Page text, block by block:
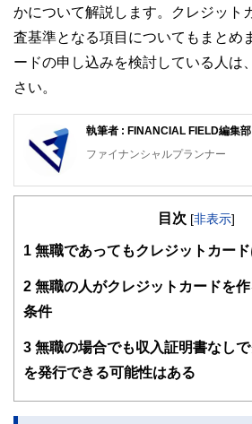
かについて解説します。クレジット
査基準となる項目についてもまとめ
ードの申し込みを検討している人は
さい。
執筆者 : FINANCIAL FIELD編集
ファイナンシャルプランナー
FinancialField編集部は、金融、
知識がない方でも理解できるよう
得者を中心に「お金や暮らし」に
験者で構成され、企画立案から記
FinancialFieldの特徴は、ファイナ
ドバイザー、DCプランナー、公
目次 [非表示]
1 無職であってもクレジットカー
2 無職の人がクレジットカードを
条件
3 無職の場合でも収入証明書なし
を発行できる可能性はある